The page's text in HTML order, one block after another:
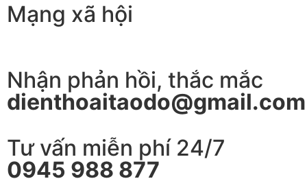
Mạng xã hội
Nhận phản hồi, thắc mắc
dienthoaitaodo@gmail.com
Tư vấn miễn phí 24/7
0945 988 877